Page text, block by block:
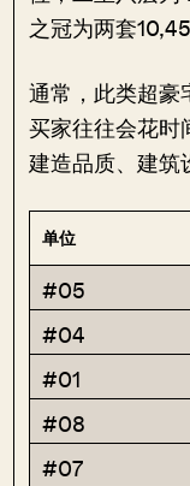
之冠为两套
通常，此类超豪
买家往往会花时
建造品质、建筑
单位
#05
#04
#01
#08
#07